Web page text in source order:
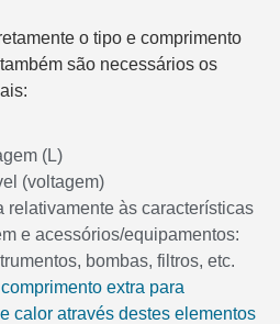
o tipo e comprimento
são necessários os
(L)
(voltagem)
relativamente às características
e acessórios/equipamentos:
bombas, filtros, etc.
extra para
calor através destes elementos